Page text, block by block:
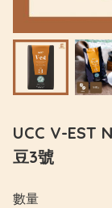
UCC V-EST
豆3號
數量